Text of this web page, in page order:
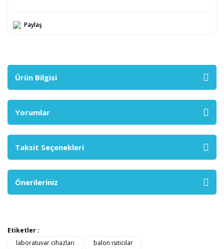
Paylaş
Ürün Bilgisi
Yorumlar
Taksit Seçenekleri
Önerileriniz
Etiketler :
laboratuvar cihazları
balon ısıtıcılar